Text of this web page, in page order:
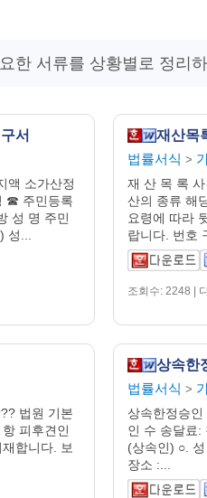
한 서류를 상황별로 정리
서
액 소가산정
☎ 주민등록
성 명 주민
...
재산목
법률서식 >
재 산 목 록
산의 종류 해
요령에 따라
랍니다. 번호
조회수: 2248 |
법원 기본
피후견인
합니다. 보
상속한
법률서식 >
상속한정승
인 수 송달료:
(상속인) ○.
장소 :...